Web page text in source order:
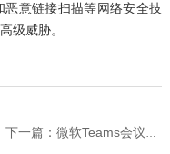
意链接扫描等网络安全技
级威胁。
下一篇：微软Teams会议工具栏大更新公测中